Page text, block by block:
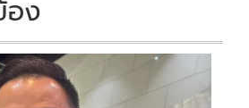
อง